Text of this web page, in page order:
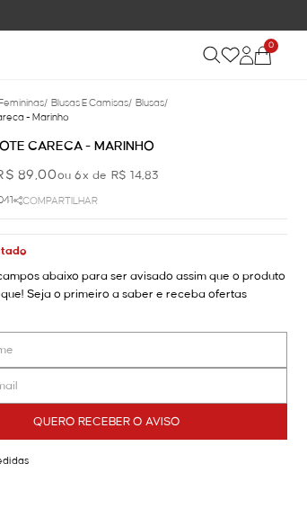
0
/ Blusas E Camisas/ Blusas/
- Marinho
CARECA - MARINHO
89,00ou 6x de R$ 14,83
COMPARTILHAR
abaixo para ser avisado assim que o produto
Seja o primeiro a saber e receba ofertas
QUERO RECEBER O AVISO